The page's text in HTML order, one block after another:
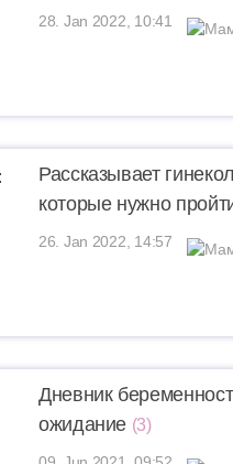
28. Jan 2022, 10:41
Рассказывает
которые нужно
26. Jan 2022, 14:57
Дневник
ожидание (3)